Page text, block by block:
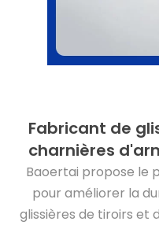
Fabricant de
charnières
Baoertai propose le
pour améliorer la
glissières de tiroirs et